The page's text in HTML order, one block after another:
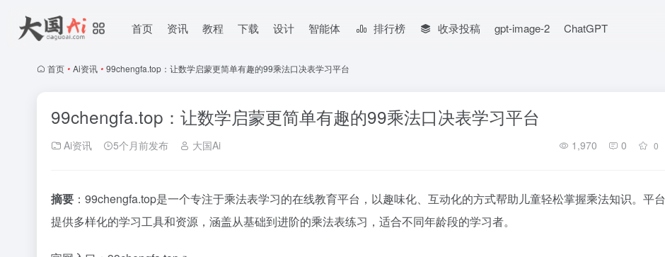
首页 资讯 教程 下载 设计 智能体 排行榜 收录投稿 gpt-image-2 ChatGPT
首页 • Ai资讯 • 99chengfa.top：让数学启蒙更简单有趣的99乘法口决表学习平台
99chengfa.top：让数学启蒙更简单有趣的99乘法口决表学习平台
Ai资讯 5个月前发布 大国Ai 1,970 0 0
摘要 ：99chengfa.top是一个专注于乘法表学习的在线教育平台，以趣味化、互动化的方式帮助儿童轻松掌握乘法知识。平台
提供多样化的学习工具和资源，涵盖从基础到进阶的乘法表练习，适合不同年龄段的学习者。